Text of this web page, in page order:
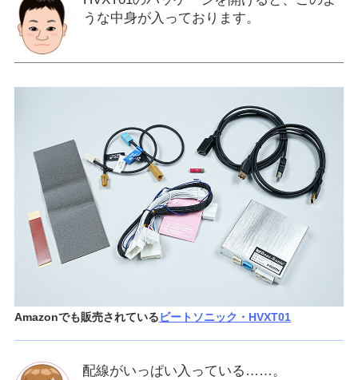
うな中身が入っております。
Amazonでも販売されているビートソニック・HVXT01
配線がいっぱい入っている……。